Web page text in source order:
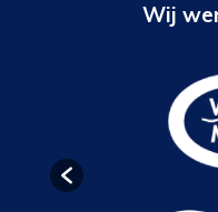
Wij